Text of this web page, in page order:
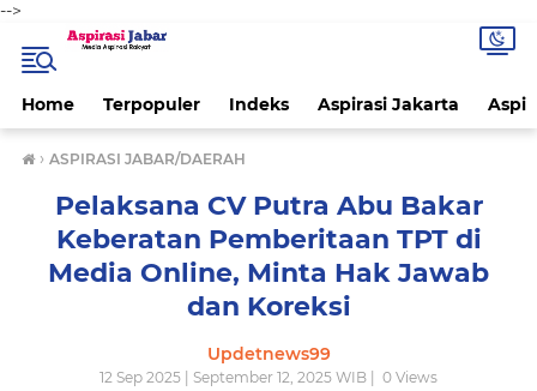
-->
Home Terpopuler Indeks Aspirasi Jakarta
› ASPIRASI JABAR/DAERAH
Pelaksana CV Putra Abu Bakar
Keberatan Pemberitaan TPT di
Media Online, Minta Hak Jawab
dan Koreksi
Updetnews99
12 Sep 2025 | September 12, 2025 WIB | 0 Views